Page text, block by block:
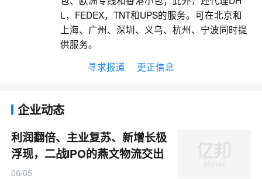
L，FEDEX，TNT和UPS的服务。可在北京和
上海、广州、深圳、义乌、杭州、宁波同时提
供服务。
寻求报道
更正信息
企业动态
利润翻倍、主业复苏、新增长极
浮现，二战IPO的燕文物流交出
一份“新答卷”
06/05